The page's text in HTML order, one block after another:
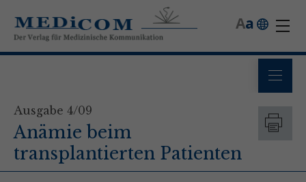
a
A
Ausgabe 4/09
Anämie beim
transplantierten Patienten